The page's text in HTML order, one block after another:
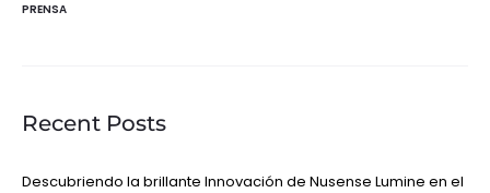
PRENSA
Recent Posts
Descubriendo la brillante Innovación de Nusense Lumine en el